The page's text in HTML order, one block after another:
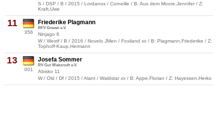
S / DSP / B / 2015 / Lordanos / Corneille / B: Aus dem Moore,Jennifer / Z:
Kraft,Uwe
11
356
Friederike Plagmann
RFV Greven e.V.
Ninjago 6
W / Westf / B / 2016 / Novelo JMen / Foxiland xx / B: Plagmann,Friederike / Z:
Tophoff-Kaup,Hermann
13
001
Josefa Sommer
RV Gut Waitzrodt e.V.
Abisko 11
W / Old / Df / 2015 / Alant / Waldstar xx / B: Appe,Florian / Z: Hayessen,Herko